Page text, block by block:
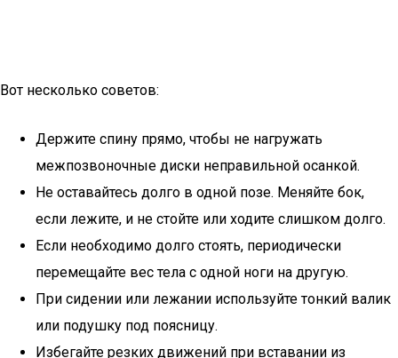
Вот несколько советов:
Держите спину прямо, чтобы не нагружать
межпозвоночные диски неправильной осанкой.
Не оставайтесь долго в одной позе. Меняйте бок,
если лежите, и не стойте или ходите слишком долго.
Если необходимо долго стоять, периодически
перемещайте вес тела с одной ноги на другую.
При сидении или лежании используйте тонкий валик
или подушку под поясницу.
Избегайте резких движений при вставании из